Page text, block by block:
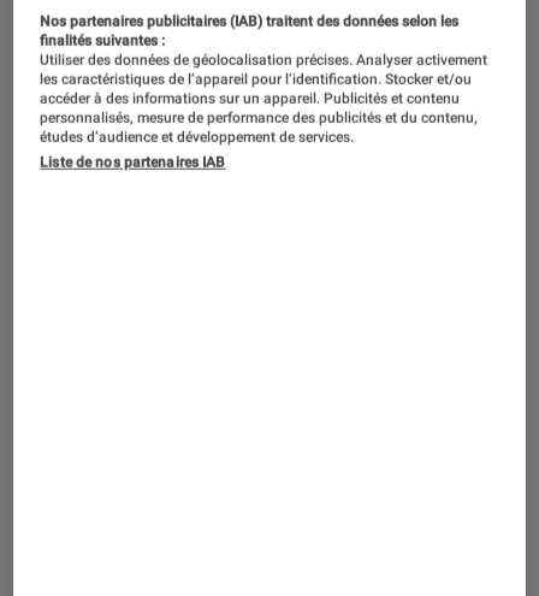
Recette à partager avec vos enfants : les
madeleines au citron
ACTU
Maison • 16 nov. 2017
Nos partenaires publicitaires (IAB) traitent des données selon les
finalités suivantes :
Utiliser des données de géolocalisation précises. Analyser activement
les caractéristiques de l’appareil pour l’identification. Stocker et/ou
accéder à des informations sur un appareil. Publicités et contenu
personnalisés, mesure de performance des publicités et du contenu,
études d’audience et développement de services.
Liste de nos partenaires IAB